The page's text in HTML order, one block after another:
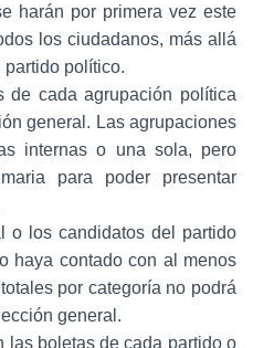
harán por primera vez este
los ciudadanos, más allá
político.
de cada agrupación política
general. Las agrupaciones
internas o una sola, pero
para poder presentar
o los candidatos del partido
haya contado con al menos
por categoría no podrá
general.
las boletas de cada partido o